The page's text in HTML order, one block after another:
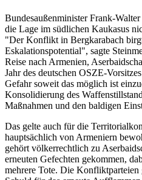
Bundesaußenminister Frank-
die Lage im südlichen Kaukasus
"Der Konflikt in Bergkarabach
Eskalationspotential", sagte
Reise nach Armenien,
Jahr des deutschen OSZE-
Gefahr soweit das möglich ist
Konsolidierung des
Maßnahmen und den baldigen
Das gelte auch für die
hauptsächlich von Armeniern
gehört völkerrechtlich zu
erneuten Gefechten gekommen,
mehrere Tote. Die Konfliktparteien